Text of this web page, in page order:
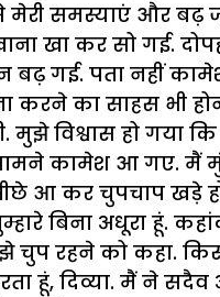
मेरी समस्याएं और
खा कर सो गई.
गई. पता नहीं
करने का साहस भी
विश्वास हो गया
कामेश आ गए. मैं
कर चुपचाप खड़े हो
बिना अधूरा हूं.
चुप रहने को कहा.
हूं, दिव्या. मैं ने